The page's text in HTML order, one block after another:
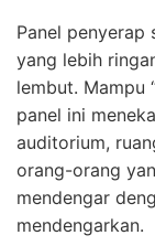
Panel penyerap
yang lebih
lembut. Mampu
panel ini
auditorium,
orang-orang
mendengar
mendengarkan.